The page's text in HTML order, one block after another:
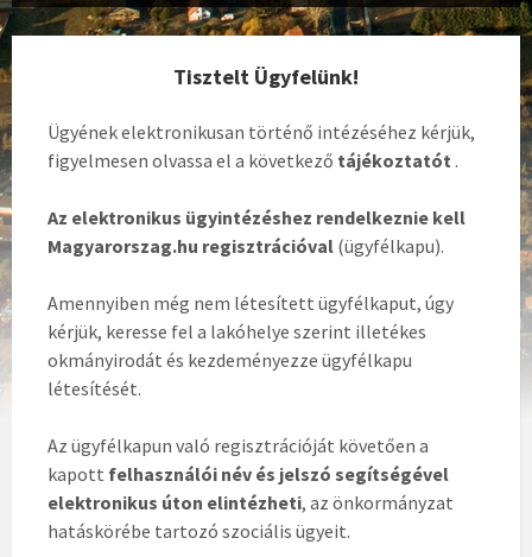
Tisztelt Ügyfelünk!
Ügyének elektronikusan történő intézéséhez kérjük,
figyelmesen olvassa el a következő tájékoztatót .
Az elektronikus ügyintézéshez rendelkeznie kell
Magyarorszag.hu regisztrációval (ügyfélkapu).
Amennyiben még nem létesített ügyfélkaput, úgy
kérjük, keresse fel a lakóhelye szerint illetékes
okmányirodát és kezdeményezze ügyfélkapu
létesítését.
Az ügyfélkapun való regisztrációját követően a
kapott felhasználói név és jelszó segítségével
elektronikus úton elintézheti, az önkormányzat
hatáskörébe tartozó szociális ügyeit.